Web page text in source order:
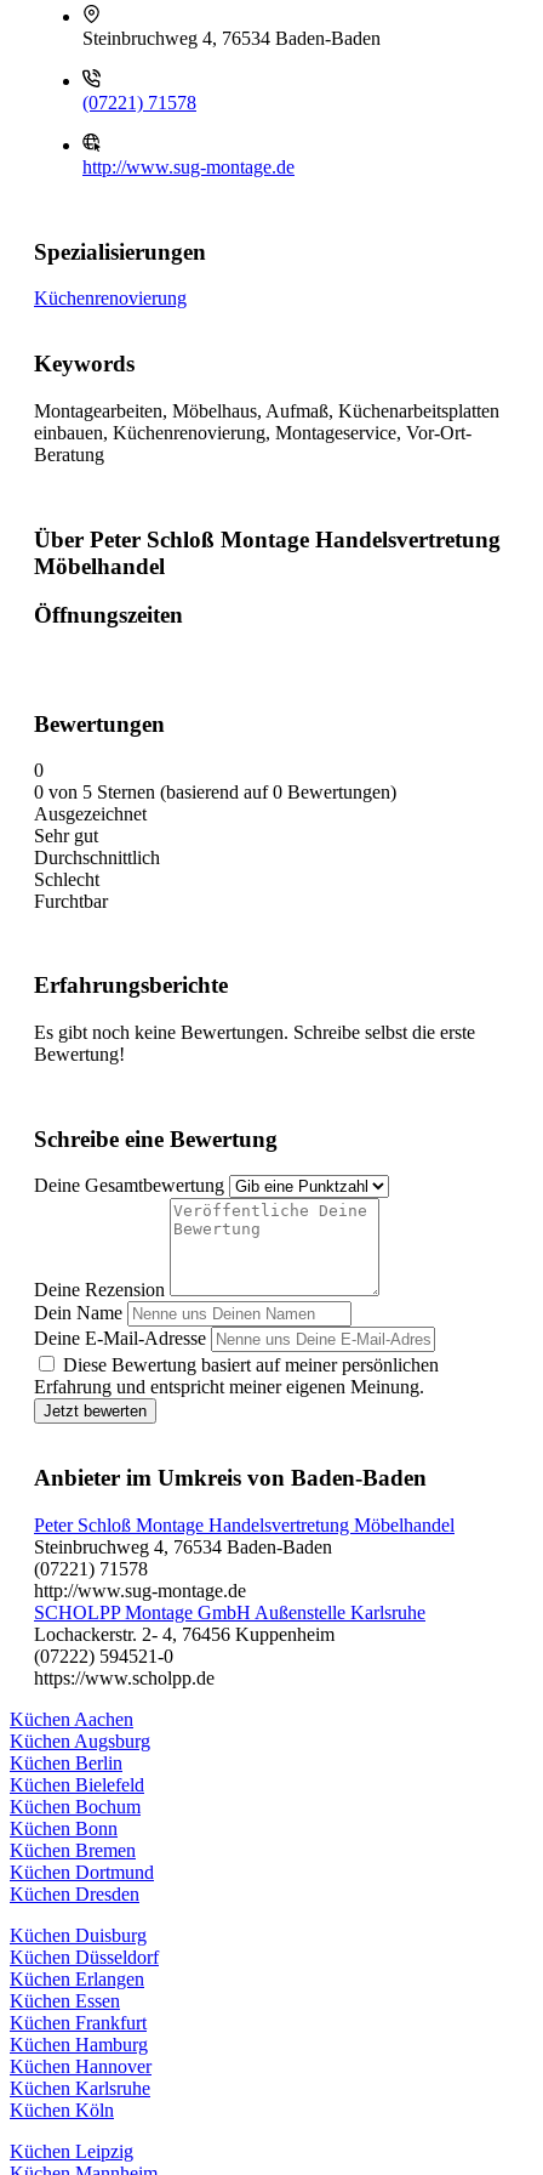
Steinbruchweg 4, 76534 Baden-Baden
(07221) 71578
http://www.sug-montage.de
Spezialisierungen
Küchenrenovierung
Keywords
Montagearbeiten, Möbelhaus, Aufmaß, Küchenarbeitsplatten
einbauen, Küchenrenovierung, Montageservice, Vor-Ort-
Beratung
Über Peter Schloß Montage Handelsvertretung
Möbelhandel
Öffnungszeiten
Bewertungen
0
0 von 5 Sternen (basierend auf 0 Bewertungen)
Ausgezeichnet
Sehr gut
Durchschnittlich
Schlecht
Furchtbar
Erfahrungsberichte
Es gibt noch keine Bewertungen. Schreibe selbst die erste
Bewertung!
Schreibe eine Bewertung
Deine Gesamtbewertung
Deine Rezension
Dein Name
Deine E-Mail-Adresse
Diese Bewertung basiert auf meiner persönlichen
Erfahrung und entspricht meiner eigenen Meinung.
Jetzt bewerten
Anbieter im Umkreis von Baden-Baden
Peter Schloß Montage Handelsvertretung Möbelhandel
Steinbruchweg 4, 76534 Baden-Baden
(07221) 71578
http://www.sug-montage.de
SCHOLPP Montage GmbH Außenstelle Karlsruhe
Lochackerstr. 2- 4, 76456 Kuppenheim
(07222) 594521-0
https://www.scholpp.de
Küchen Aachen
Küchen Augsburg
Küchen Berlin
Küchen Bielefeld
Küchen Bochum
Küchen Bonn
Küchen Bremen
Küchen Dortmund
Küchen Dresden
Küchen Duisburg
Küchen Düsseldorf
Küchen Erlangen
Küchen Essen
Küchen Frankfurt
Küchen Hamburg
Küchen Hannover
Küchen Karlsruhe
Küchen Köln
Küchen Leipzig